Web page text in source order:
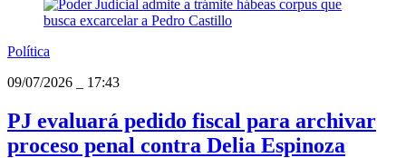
Política
09/07/2026
17:43
PJ evaluará pedido fiscal para archivar
proceso penal contra Delia Espinoza